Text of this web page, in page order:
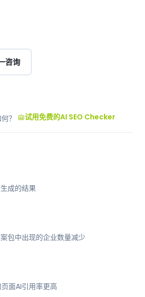
咨询
？ 试用免费的AI SEO Checker
成的结果
包中出现的企业数量减少
面AI引用率更高